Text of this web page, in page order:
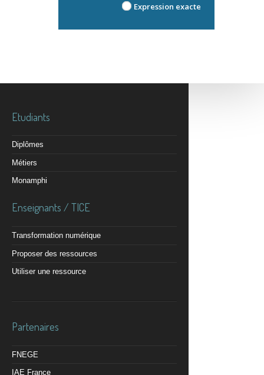
Expression exacte
Etudiants
Diplômes
Métiers
Monamphi
Enseignants / TICE
Transformation numérique
Proposer des ressources
Utiliser une ressource
Partenaires
FNEGE
IAE France